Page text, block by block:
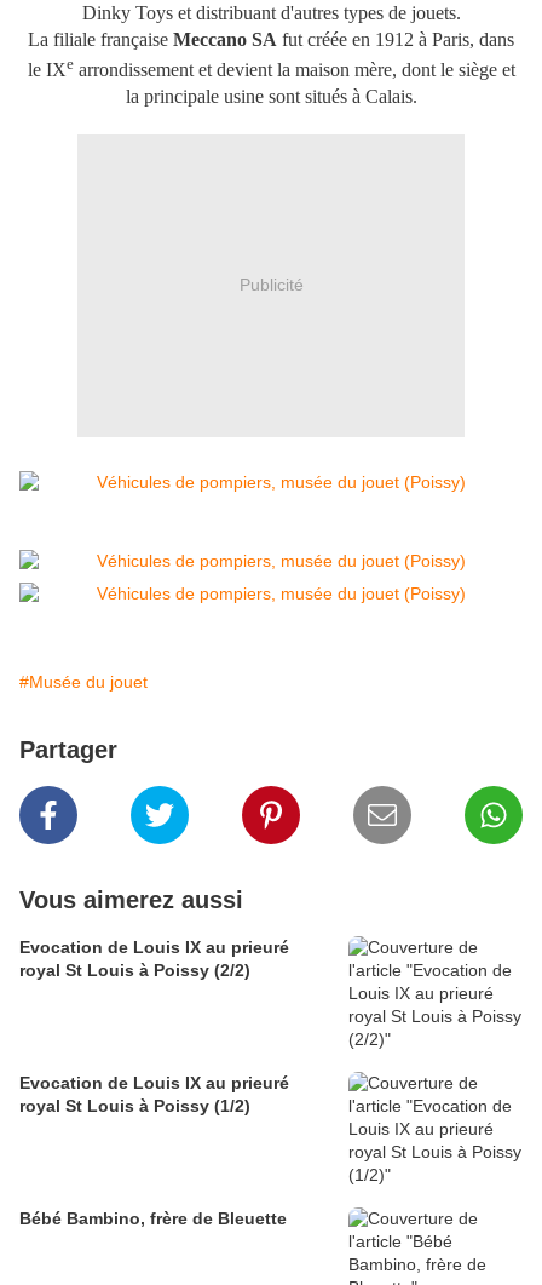
Dinky Toys et distribuant d'autres types de jouets.
La filiale française Meccano SA fut créée en 1912 à Paris, dans
le IXearrondissement et devient la maison mère, dont le siège et
la principale usine sont situés à Calais.
Publicité
#Musée du jouet
Partager
Vous aimerez aussi
Evocation de Louis IX au prieuré
royal St Louis à Poissy (2/2)
Evocation de Louis IX au prieuré
royal St Louis à Poissy (1/2)
Bébé Bambino, frère de Bleuette